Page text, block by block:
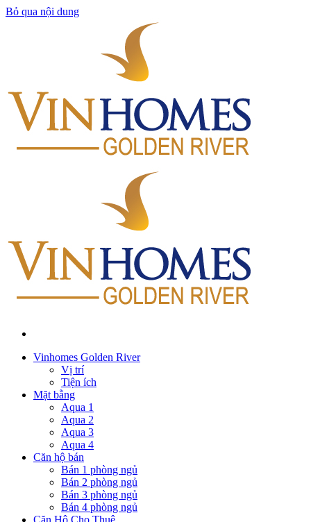
Bỏ qua nội dung
Vinhomes Golden River
Vị trí
Tiện ích
Mặt bằng
Aqua 1
Aqua 2
Aqua 3
Aqua 4
Căn hộ bán
Bán 1 phòng ngủ
Bán 2 phòng ngủ
Bán 3 phòng ngủ
Bán 4 phòng ngủ
Căn Hộ Cho Thuê